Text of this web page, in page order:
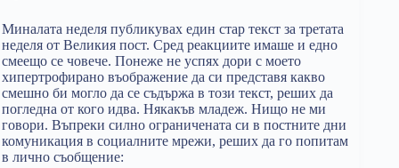
Миналата неделя публикувах един стар текст за третата
неделя от Великия пост. Сред реакциите имаше и едно
смеещо се човече. Понеже не успях дори с моето
хипертрофирано въображение да си представя какво
смешно би могло да се съдържа в този текст, реших да
погледна от кого идва. Някакъв младеж. Нищо не ми
говори. Въпреки силно ограничената си в постните дни
комуникация в социалните мрежи, реших да го попитам
в лично съобщение: